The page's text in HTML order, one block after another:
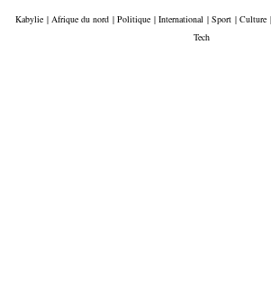
Kabylie | Afrique du nord | Politique | International | Sport | Culture |
Tech